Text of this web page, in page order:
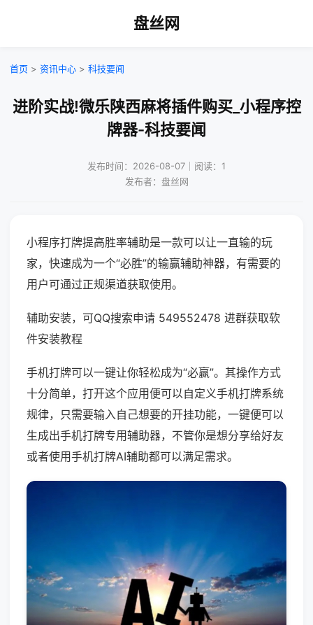
盘丝网
首页 > 资讯中心 > 科技要闻
进阶实战!微乐陕西麻将插件购买_小程序控
牌器-科技要闻
发布时间：2026-08-07｜阅读：1
发布者：盘丝网
小程序打牌提高胜率辅助是一款可以让一直输的玩
家，快速成为一个“必胜”的输赢辅助神器，有需要的
用户可通过正规渠道获取使用。
辅助安装，可QQ搜索申请 549552478 进群获取软
件安装教程
手机打牌可以一键让你轻松成为“必赢”。其操作方式
十分简单，打开这个应用便可以自定义手机打牌系统
规律，只需要输入自己想要的开挂功能，一键便可以
生成出手机打牌专用辅助器，不管你是想分享给好友
或者使用手机打牌AI辅助都可以满足需求。